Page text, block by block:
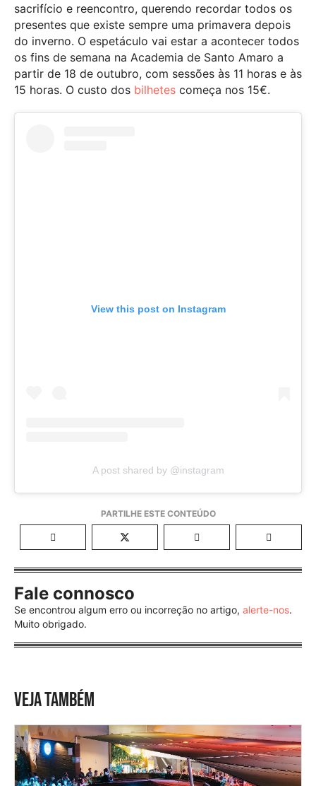
sacrifício e reencontro, querendo recordar todos os
presentes que existe sempre uma primavera depois
do inverno. O espetáculo vai estar a acontecer todos
os fins de semana na Academia de Santo Amaro a
partir de 18 de outubro, com sessões às 11 horas e às
15 horas. O custo dos bilhetes começa nos 15€.
View this post on Instagram
A post shared by @instagram
Fale connosco
Se encontrou algum erro ou incorreção no artigo, alerte-nos.
Muito obrigado.
VEJA TAMBÉM